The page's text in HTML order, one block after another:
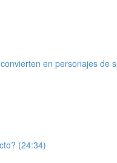
en personajes de
(24:34)